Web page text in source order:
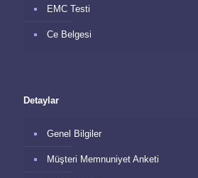
EMC Testi
Ce Belgesi
Detaylar
Genel Bilgiler
Müşteri Memnuniyet Anketi